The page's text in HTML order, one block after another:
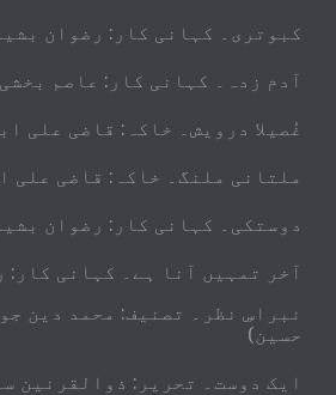
کبوتری۔ کہانی کار: رضوان
آدم زدہ۔ کہانی کار: عاصم بخشی
غُصیلا درویش۔ خاکہ: قاضی علی
ملتانی ملنگ۔ خاکہ: قاضی علی
دوستکی۔ کہانی کار: رضوان
آخر تمہیں آنا ہے۔ کہانی کار:
نبراسِ نظر۔ تصنیف: محمد دین
حسین)
ایک دوست۔ تحریر: ذوالقرنین